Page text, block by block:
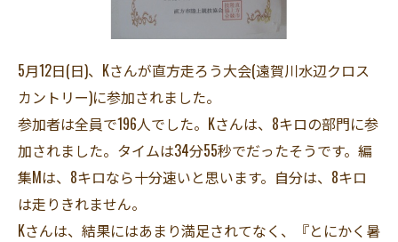
5月12日(日)、Kさんが直方走ろう大会(遠賀川水辺クロス
カントリー)に参加されました。
参加者は全員で196人でした。Kさんは、8キロの部門に参
加されました。タイムは34分55秒でだったそうです。編
集Mは、8キロなら十分速いと思います。自分は、8キロ
は走りきれません。
Kさんは、結果にはあまり満足されてなく、『とにかく暑